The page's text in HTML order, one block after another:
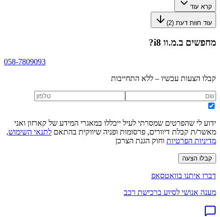
קרא עוד
עוד חוות דעת (2
)
מחפשים ב.מ.וו i8 ?
058-7809093
קבלו הצעות עכשיו – ללא התחייבות
ידוע לי שהפרטים שמסרתי לעיל ייכללו במאגרי המידע של קארזון ואני
מאשר/ת קבלת דיוורים, פרסומות ופניה שיווקית בהתאם לתנאי השימוש,
מדיניות הפרטיות וחוק הגנת הצרכן
קבלו הצעה
דברו איתנו בוואטסאפ
מענה אנושי לסיוע ברכישת רכב